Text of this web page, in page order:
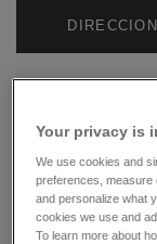
Lunes
Miércoles
Jueves
Viernes
Sábado
Your privacy is
We use cookies and
preferences, measure
and personalize what
cookies we use and
To learn more about